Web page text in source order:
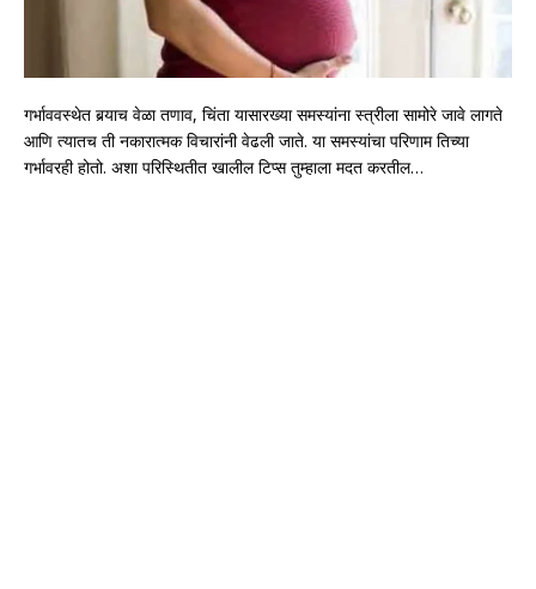
गर्भाववस्थेत बर्‍याच वेळा तणाव, चिंता यासारख्या समस्यांना स्त्रीला सामोरे जावे लागते
आणि त्यातच ती नकारात्मक विचारांनी वेढली जाते. या समस्यांचा परिणाम तिच्या
गर्भावरही होतो. अशा परिस्थितीत खालील टिप्स तुम्हाला मदत करतील…